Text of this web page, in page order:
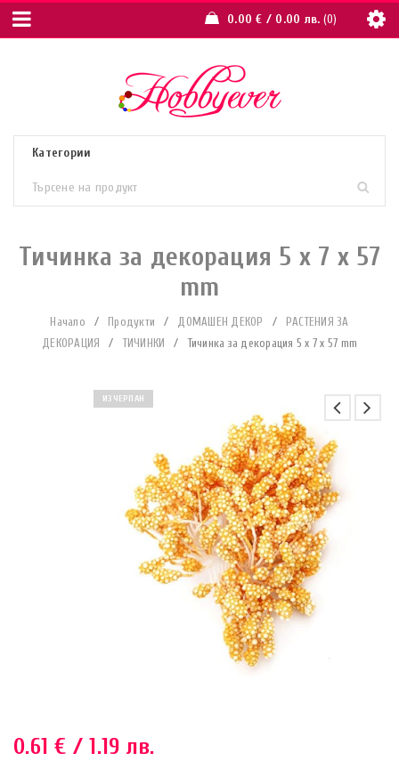
0.00€ / 0.00 лв. 0
Тичинка за декорация 5 x 7 x 57
mm
Начало / Продукти / ДОМАШЕН ДЕКОР /
РАСТЕНИЯ ЗА
ДЕКОРАЦИЯ
/ ТИЧИНКИ / Тичинка за декорация 5 x 7 x 57 mm
ИЗЧЕРПАН
0.61€ / 1.19 лв.